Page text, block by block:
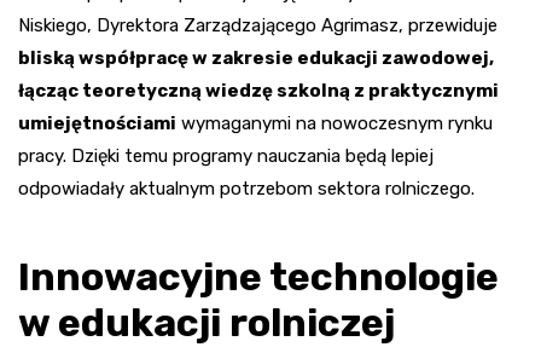
Niskiego, Dyrektora Zarządzającego Agrimasz, przewiduje
bliską współpracę w zakresie edukacji zawodowej,
łącząc teoretyczną wiedzę szkolną z praktycznymi
umiejętnościami wymaganymi na nowoczesnym rynku
pracy. Dzięki temu programy nauczania będą lepiej
odpowiadały aktualnym potrzebom sektora rolniczego.
Innowacyjne technologie
w edukacji rolniczej